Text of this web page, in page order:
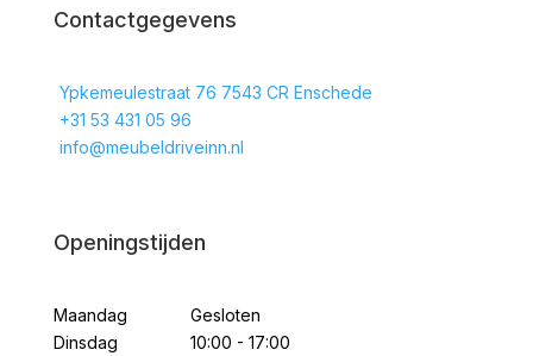
Contactgegevens
Ypkemeulestraat 76 7543 CR Enschede
+31 53 431 05 96
info@meubeldriveinn.nl
Openingstijden
Maandag
Gesloten
Dinsdag
10:00 - 17:00